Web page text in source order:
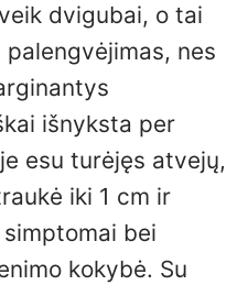
dvigubai, o tai
nes
išnyksta per
esu turėjęs atvejų,
iki 1 cm ir
bei
kokybė. Su